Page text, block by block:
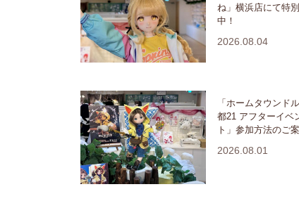
ね」横浜店にて特
中！
2026.08.04
「ホームタウンド
都21 アフターイベ
ト」参加方法のご
2026.08.01